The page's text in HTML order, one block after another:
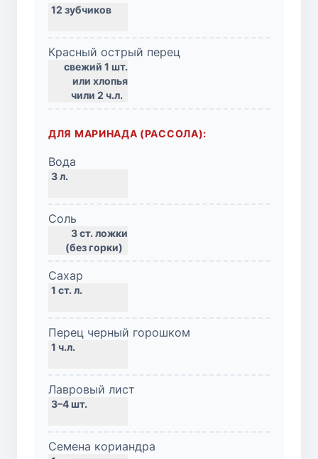
Красный острый перец
свежий 1 шт.
или хлопья
чили 2 ч.л.
ДЛЯ МАРИНАДА (РАССОЛА):
Вода
Соль
3 ст. ложки
(без горки)
Сахар
Перец черный горошком
Лавровый лист
Семена кориандра